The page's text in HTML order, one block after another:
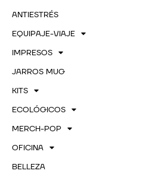
ANTIESTRÉS
EQUIPAJE-VIAJE
IMPRESOS
JARROS MUG
KITS
ECOLÓGICOS
MERCH-POP
OFICINA
BELLEZA